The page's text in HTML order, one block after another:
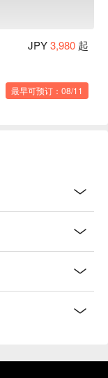
JPY3,980 起
最早可预订：08/11